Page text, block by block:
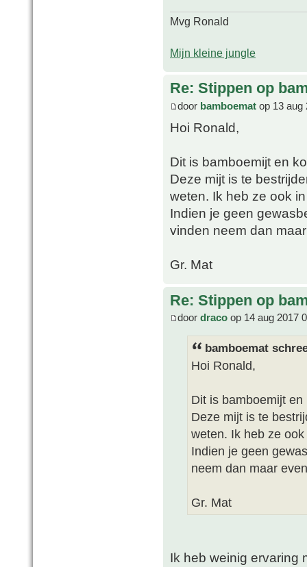
Mvg Ronald
Mijn kleine jungle
Re: Stippen op
door bamboemat op 13 aug
Hoi Ronald,
Dit is bamboemijt en
Deze mijt is te
weten. Ik heb ze ook
Indien je geen
vinden neem dan
Gr. Mat
Re: Stippen op
door draco op 14 aug 2017
bamboemat
Hoi Ronald,
Dit is bamboemijt
Deze mijt is te
weten. Ik heb ze
Indien je geen
neem dan maar
Gr. Mat
Ik heb weinig ervaring